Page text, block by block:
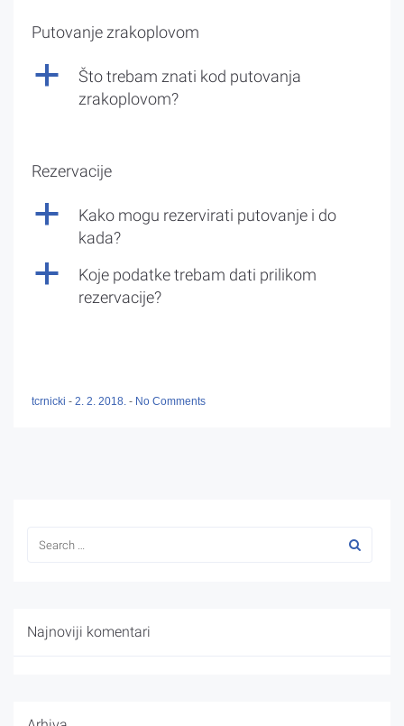
Putovanje zrakoplovom
a
Što trebam znati kod putovanja
zrakoplovom?
Rezervacije
a
Kako mogu rezervirati putovanje i do
kada?
a
Koje podatke trebam dati prilikom
rezervacije?
tcrnicki - 2. 2. 2018. - No Comments
Najnoviji komentari